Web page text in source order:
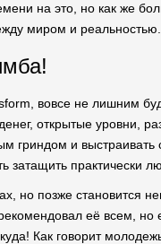
на это, но как же
миром и реальностью.
вовсе не лишним
открытые уровни,
гриндом и
практически
но позже становится
её всем,
Как говорит